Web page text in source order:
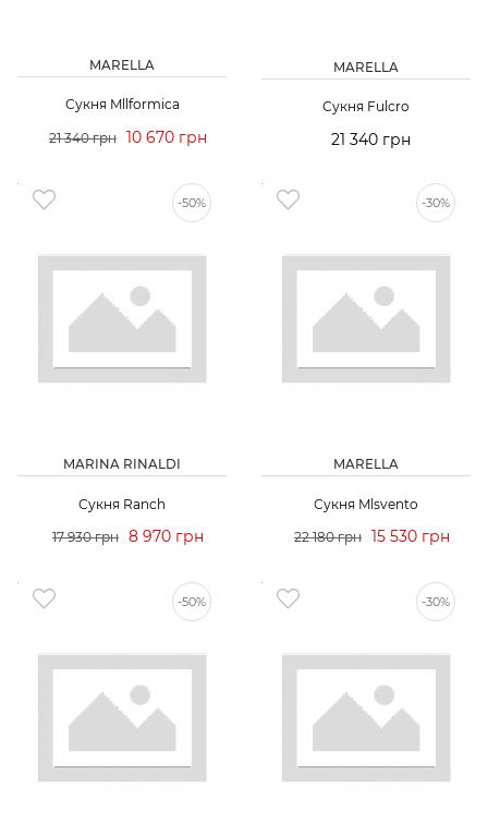
MARELLA
Сукня Mllformica
21 340 грн 10 670 грн
MARELLA
Сукня Fulcro
21 340 грн
-50%
MARINA RINALDI
Сукня Ranch
17 930 грн 8 970 грн
-30%
MARELLA
Сукня Mlsvento
22 180 грн 15 530 грн
-50% -30%